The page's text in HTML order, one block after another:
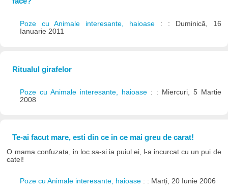
Poze cu Animale interesante, haioase : : Duminică, 16
Ianuarie 2011
Ritualul girafelor
Poze cu Animale interesante, haioase : : Miercuri, 5 Martie
2008
Te-ai facut mare, esti din ce in ce mai greu de carat!
O mama confuzata, in loc sa-si ia puiul ei, l-a incurcat cu un pui de
catel!
Poze cu Animale interesante, haioase : : Marți, 20 Iunie 2006